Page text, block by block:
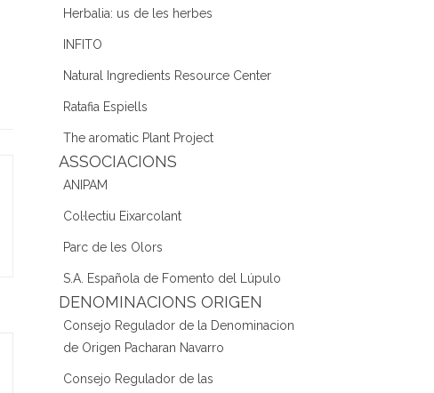
Herbalia: us de les herbes
INFITO
Natural Ingredients Resource Center
Ratafia Espiells
The aromatic Plant Project
ASSOCIACIONS
ANIPAM
Col·lectiu Eixarcolant
Parc de les Olors
S.A. Española de Fomento del Lúpulo
DENOMINACIONS ORIGEN
Consejo Regulador de la Denominacion
de Origen Pacharan Navarro
Consejo Regulador de las